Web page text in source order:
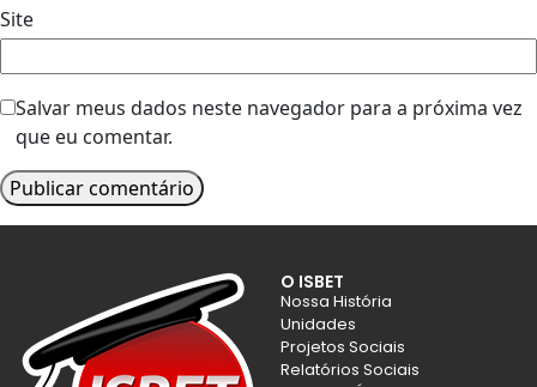
Site
Salvar meus dados neste navegador para a próxima vez
que eu comentar.
O ISBET
Nossa História
Unidades
Projetos Sociais
Relatórios Sociais